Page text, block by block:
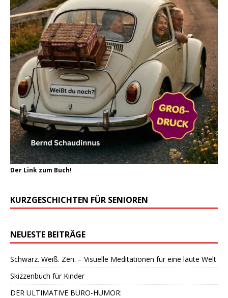
Der Link zum Buch!
KURZGESCHICHTEN FÜR SENIOREN
NEUESTE BEITRÄGE
Schwarz. Weiß. Zen. – Visuelle Meditationen für eine laute Welt
Skizzenbuch für Kinder
DER ULTIMATIVE BÜRO-HUMOR: